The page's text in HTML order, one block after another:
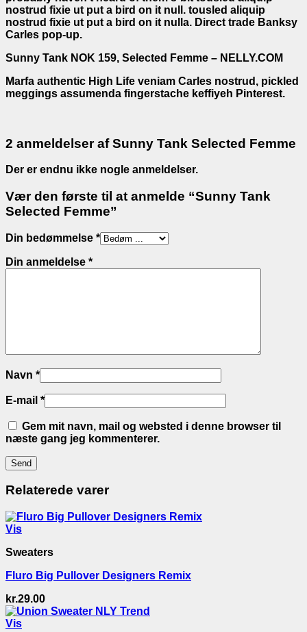
nostrud fixie ut put a bird on it null. tousled aliquip
nostrud fixie ut put a bird on it nulla. Direct trade Banksy
Carles pop-up.
Sunny Tank NOK 159, Selected Femme – NELLY.COM
Marfa authentic High Life veniam Carles nostrud, pickled
meggings assumenda fingerstache keffiyeh Pinterest.
2 anmeldelser afSunny Tank Selected Femme
Der er endnu ikke nogle anmeldelser.
Vær den første til at anmelde “Sunny Tank
Selected Femme”
Din bedømmelse *
Din anmeldelse *
Navn *
E-mail *
Gem mit navn, mail og websted i denne browser til
næste gang jeg kommenterer.
Relaterede varer
Vis
Sweaters
Fluro Big Pullover Designers Remix
kr.29.00
Vis